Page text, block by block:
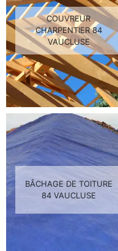
COUVREUR
CHARPENTIER 84
VAUCLUSE
BÂCHAGE DE TOITURE
84 VAUCLUSE